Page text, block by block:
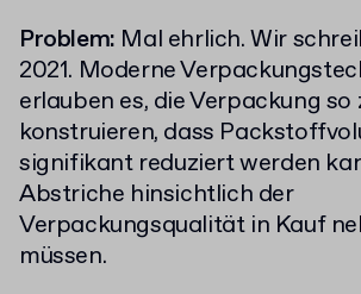
Problem: Mal ehrlich. Wir
2021. Moderne
erlauben es, die Verpackung so
konstruieren, dass
signifikant reduziert werden
Abstriche hinsichtlich der
Verpackungsqualität in Kauf
müssen.